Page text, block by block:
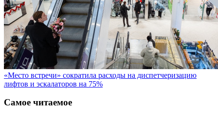
«Место встречи» сократила расходы на диспетчеризацию
лифтов и эскалаторов на 75%
Самое читаемое